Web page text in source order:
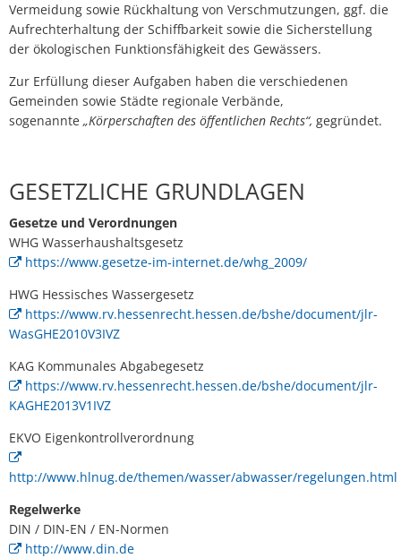
Vermeidung sowie Rückhaltung von Verschmutzungen, ggf. die
Aufrechterhaltung der Schiffbarkeit sowie die Sicherstellung
der ökologischen Funktionsfähigkeit des Gewässers.
Zur Erfüllung dieser Aufgaben haben die verschiedenen
Gemeinden sowie Städte regionale Verbände,
sogenannte „Körperschaften des öffentlichen Rechts“, gegründet.
GESETZLICHE GRUNDLAGEN
Gesetze und Verordnungen
WHG Wasserhaushaltsgesetz
https://www.gesetze-im-internet.de/whg_2009/
HWG Hessisches Wassergesetz
https://www.rv.hessenrecht.hessen.de/bshe/document/jlr-
WasGHE2010V3IVZ
KAG Kommunales Abgabegesetz
https://www.rv.hessenrecht.hessen.de/bshe/document/jlr-
KAGHE2013V1IVZ
EKVO Eigenkontrollverordnung
http://www.hlnug.de/themen/wasser/abwasser/regelungen.html
Regelwerke
DIN / DIN-EN / EN-Normen
http://www.din.de